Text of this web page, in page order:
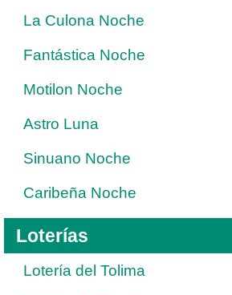
La Culona Noche
Fantástica Noche
Motilon Noche
Astro Luna
Sinuano Noche
Caribeña Noche
Loterías
Lotería del Tolima